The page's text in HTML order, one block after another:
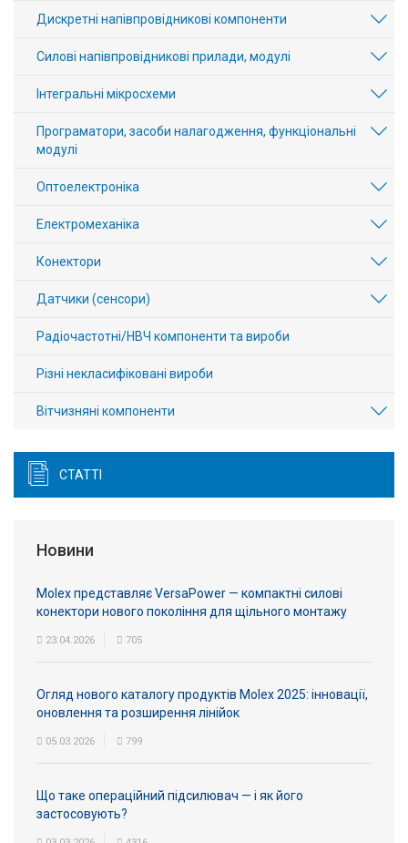
Дискретні напівпровідникові компоненти
Силові напівпровідникові прилади, модулі
Інтегральні мікросхеми
Програматори, засоби налагодження, функціональні
модулі
Оптоелектроніка
Електромеханіка
Конектори
Датчики (сенсори)
Радіочастотні/НВЧ компоненти та вироби
Різні некласифіковані вироби
Вітчизняні компоненти
СТАТТІ
Новини
Molex представляє VersaPower — компактні силові
конектори нового покоління для щільного монтажу
23.04.2026 705
Огляд нового каталогу продуктів Molex 2025: інновації,
оновлення та розширення лінійок
05.03.2026 799
Що таке операційний підсилювач — і як його
застосовують?